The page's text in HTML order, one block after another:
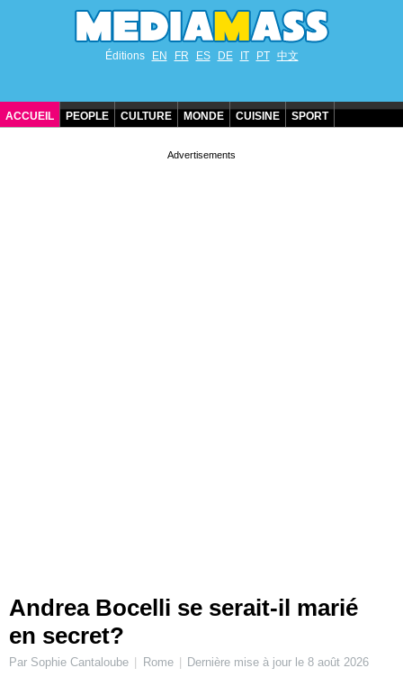
Éditions EN FR ES DE IT PT 中文
ACCUEIL PEOPLE CULTURE MONDE CUISINE SPORT
Andrea Bocelli se serait-il marié
en secret?
Par Sophie Cantaloube Rome Dernière mise à jour le8 août 2026